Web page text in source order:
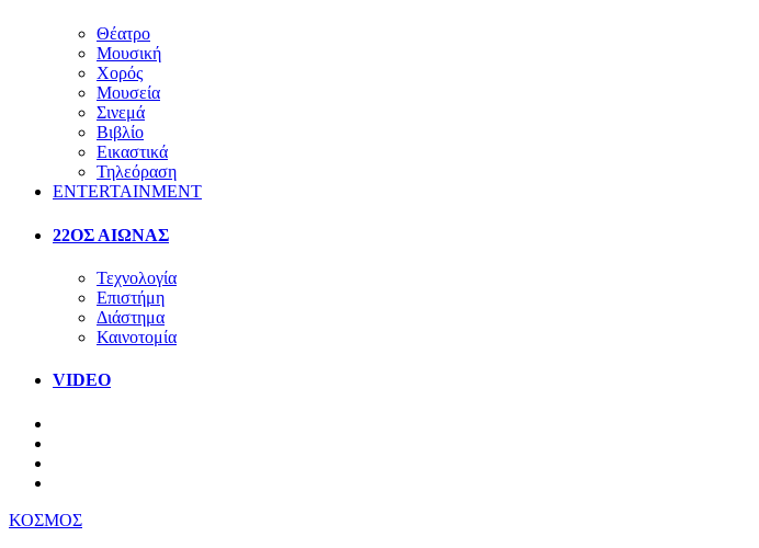
Θέατρο
Μουσική
Χορός
Μουσεία
Σινεμά
Βιβλίο
Εικαστικά
Τηλεόραση
ENTERTAINMENT
22ΟΣ ΑΙΩΝΑΣ
Τεχνολογία
Επιστήμη
Διάστημα
Καινοτομία
VIDEO
ΚΟΣΜΟΣ